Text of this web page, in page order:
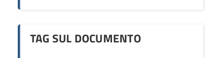
TAG SUL DOCUMENTO